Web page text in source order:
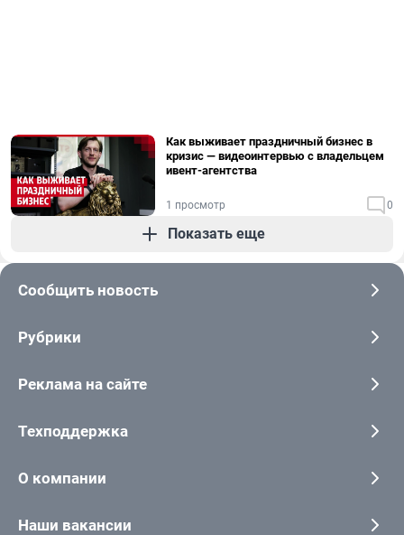
Как выживает праздничный бизнес в
кризис — видеоинтервью с владельцем
ивент-агентства
1 просмотр 0
Показать еще
Сообщить новость
Рубрики
Реклама на сайте
Техподдержка
О компании
Наши вакансии